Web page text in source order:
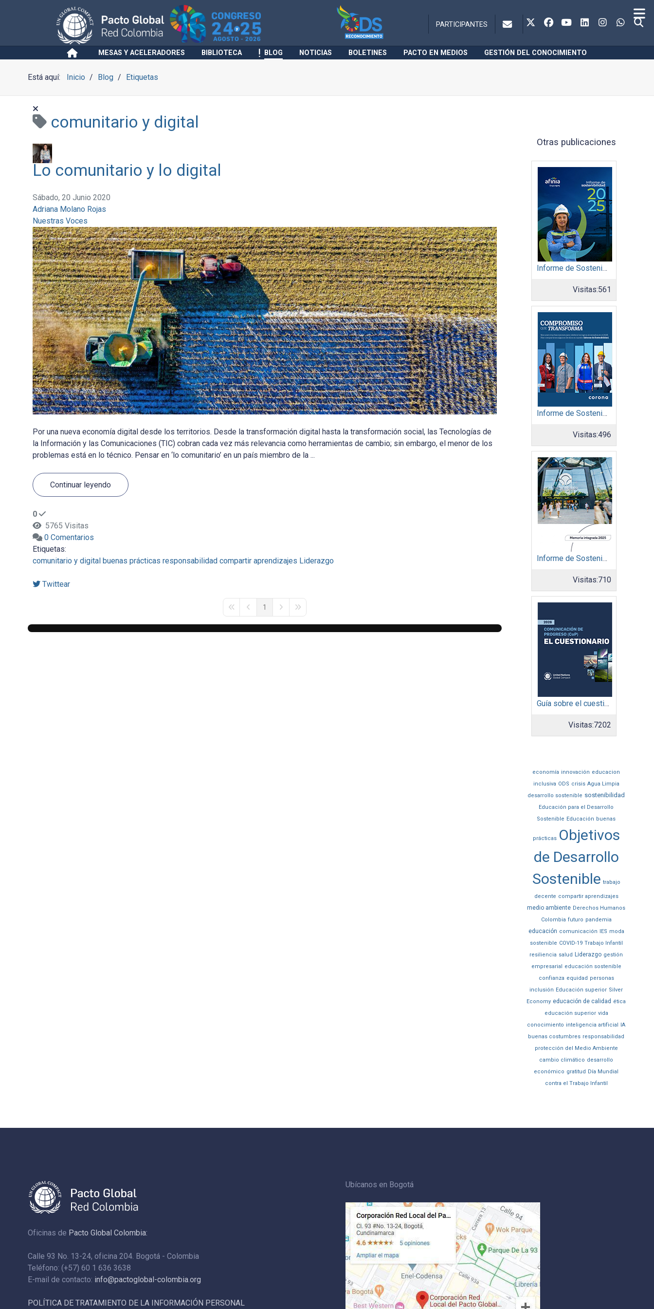
PARTICIPANTES
MESAS Y ACELERADORES BIBLIOTECA BLOG NOTICIAS BOLETINES PACTO EN MEDIOS GESTIÓN DEL CONOCIMIENTO
Está aquí: Inicio Blog Etiquetas
comunitario y digital
Lo comunitario y lo digital
Sábado, 20 Junio 2020
Adriana Molano Rojas
Nuestras Voces
Por una nueva economía digital desde los territorios. Desde la transformación digital hasta la transformación social, las Tecnologías de
la Información y las Comunicaciones (TIC) cobran cada vez más relevancia como herramientas de cambio; sin embargo, el menor de los
problemas está en lo técnico. Pensar en ‘lo comunitario’ en un país miembro de la ...
Continuar leyendo
0
5765 Visitas
0 Comentarios
Etiquetas:
comunitario y digital buenas prácticas responsabilidad compartir aprendizajes Liderazgo
Twittear
First PagePrevious Page
1
Next PageLast Page
Otras publicaciones
Informe de Sostenibilidad 2025: Afinia filial del Grupo EPM
Visitas:561
Informe de Sostenibilidad 2025: Organización Corona
Visitas:496
Informe de Sostenibilidad 2025: Parque Arauco
Visitas:710
Guía sobre el cuestionario: Comunicación de Progreso
Visitas:7202
economía innovación educacion
inclusiva ODS crisis Agua Limpia
desarrollo sostenible sostenibilidad
Educación para el Desarrollo
Sostenible Educación buenas
prácticas Objetivos
de Desarrollo
Sostenible trabajo
decente compartir aprendizajes
medio ambiente Derechos Humanos
Colombia futuro pandemia
educación comunicación IES moda
sostenible COVID-19 Trabajo Infantil
resiliencia salud Liderazgo gestión
empresarial educación sostenible
confianza equidad personas
inclusión Educación superior Silver
Economy educación de calidad ética
educación superior vida
conocimiento inteligencia artificial IA
buenas costumbres responsabilidad
protección del Medio Ambiente
cambio climático desarrollo
económico gratitud Día Mundial
contra el Trabajo Infantil
Oficinas de Pacto Global Colombia:
Calle 93 No. 13-24, oficina 204. Bogotá - Colombia
Teléfono: (+57) 60 1 636 3638
E-mail de contacto: info@pactoglobal-colombia.org
POLÍTICA DE TRATAMIENTO DE LA INFORMACIÓN PERSONAL
Ubícanos en Bogotá